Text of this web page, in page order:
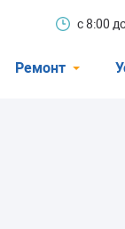
с 8:00
Ремонт